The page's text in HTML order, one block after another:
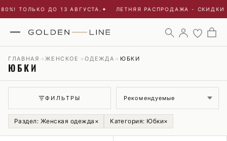
ДО 13 АВГУСТА. ✦ ЛЕТНЯЯ РАСПРОДАЖА - СКИДКИ ДО
ГЛАВНАЯ →ЖЕНСКОЕ →ОДЕЖДА → ЮБКИ
ЮБКИ
ФИЛЬТРЫ
Раздел: Женская одежда × Категория: Юбки×